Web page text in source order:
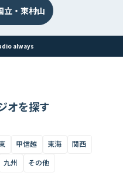
宿・四谷・高田馬場
立・東村山
always
オを探す
甲信越 東海
関西
九州 その他